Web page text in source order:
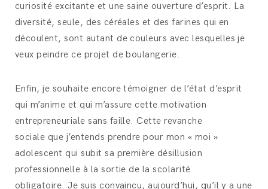
curiosité excitante et une saine ouverture d’esprit. La
diversité, seule, des céréales et des farines qui en
découlent, sont autant de couleurs avec lesquelles je
veux peindre ce projet de boulangerie.
Enfin, je souhaite encore témoigner de l’état d’esprit
qui m’anime et qui m’assure cette motivation
entrepreneuriale sans faille. Cette revanche
sociale que j’entends prendre pour mon « moi »
adolescent qui subit sa première désillusion
professionnelle à la sortie de la scolarité
obligatoire. Je suis convaincu, aujourd’hui, qu’il y a une